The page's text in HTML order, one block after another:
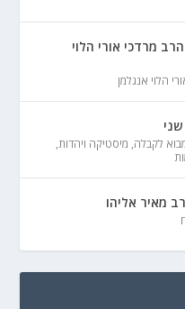
מרדכי אורי הלוי
הלוי אנגלמן
לקבלה, מיסטיקה ויהדות,
מאיר אליהו